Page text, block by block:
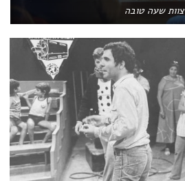
צוות שעה טובה